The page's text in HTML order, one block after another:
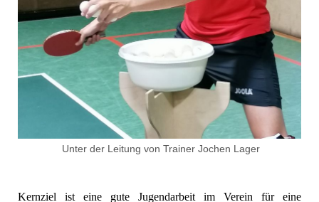
Unter der Leitung von Trainer Jochen Lager
Kernziel ist eine gute Jugendarbeit im Verein für eine